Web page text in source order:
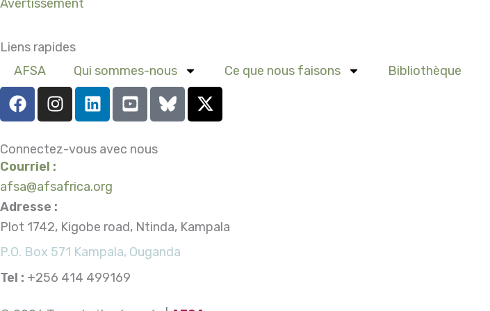
Avertissement
Liens rapides
AFSA
Qui sommes-nous Ce que nous faisons Bibliothèque
F
a
e
b
o
k
I
n
t
a
g
a
m
L
i
k
d
Y
o
t
s
q
a
X
-
r
Connectez-vous avec nous
Courriel :
afsa@afsafrica.org
Adresse :
Plot 1742, Kigobe road, Ntinda, Kampala
P.O. Box 571 Kampala, Ouganda
Tel : +256 414 499169